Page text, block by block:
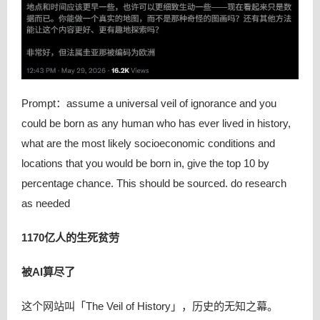
Prompt：assume a universal veil of ignorance and you
could be born as any human who has ever lived in history,
what are the most likely socioeconomic conditions and
locations that you would be born in, give the top 10 by
percentage chance. This should be sourced. do research
as needed
1170亿人的生死贫劳
被AI算尽了
这个网站叫「The Veil of History」，历史的无知之幕。